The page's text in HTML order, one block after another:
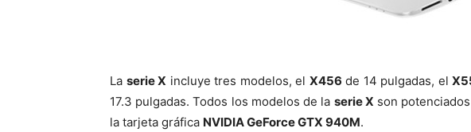
La serie X incluye tres modelos, el X456 de 14 pulgadas, el
17.3 pulgadas. Todos los modelos de la serie X son
la tarjeta gráfica NVIDIA GeForce GTX 940M.